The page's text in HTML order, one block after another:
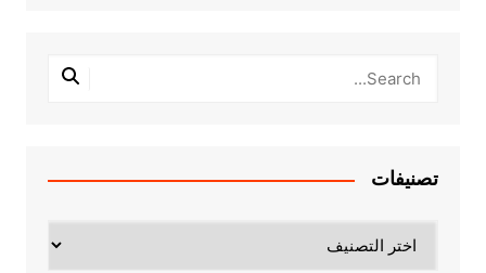
تصنيفات